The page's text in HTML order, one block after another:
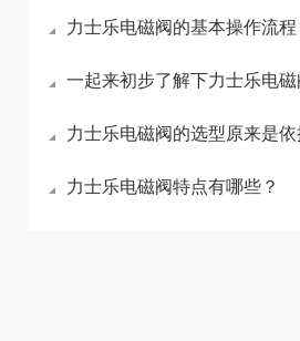
力士乐电磁阀的基本操作流程
一起来初步了解下力士乐电磁
力士乐电磁阀的选型原来是
力士乐电磁阀特点有哪些？